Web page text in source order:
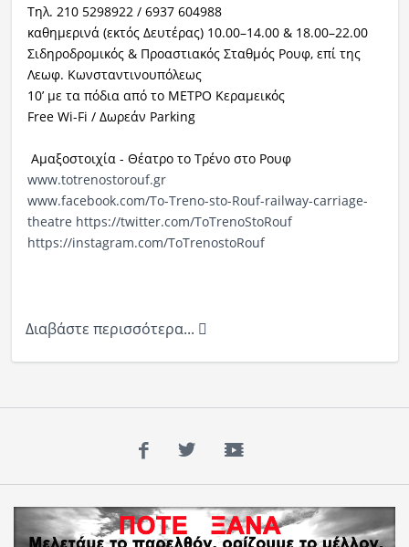
Τηλ. 210 5298922 / 6937 604988
καθημερινά (εκτός Δευτέρας) 10.00–14.00 & 18.00–22.00
Σιδηροδρομικός & Προαστιακός Σταθμός Ρουφ, επί της
Λεωφ. Κωνσταντινουπόλεως
10’ με τα πόδια από το ΜΕΤΡΟ Κεραμεικός
Free Wi-Fi / Δωρεάν Parking
Αμαξοστοιχία - Θέατρο το Τρένο στο Ρουφ
www.totrenostorouf.gr
www.facebook.com/To-Treno-sto-Rouf-railway-carriage-
theatre https://twitter.com/ToTrenoStoRouf
https://instagram.com/ToTrenostoRouf
Διαβάστε περισσότερα...
Facebook
TwitterYouTube